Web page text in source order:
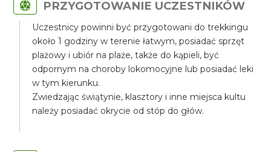
PRZYGOTOWANIE UCZESTNIKÓW
Uczestnicy powinni być przygotowani do trekkingu
około 1 godziny w terenie łatwym, posiadać sprzęt
plażowy i ubiór na plaże, także do kąpieli, być
odpornym na choroby lokomocyjne lub posiadać leki
w tym kierunku.
Zwiedzając świątynie, klasztory i inne miejsca kultu
należy posiadać okrycie od stóp do głów.